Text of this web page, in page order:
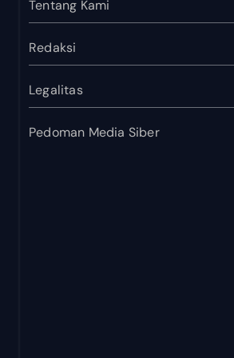
Tentang Kami
Redaksi
Legalitas
Pedoman Media Siber